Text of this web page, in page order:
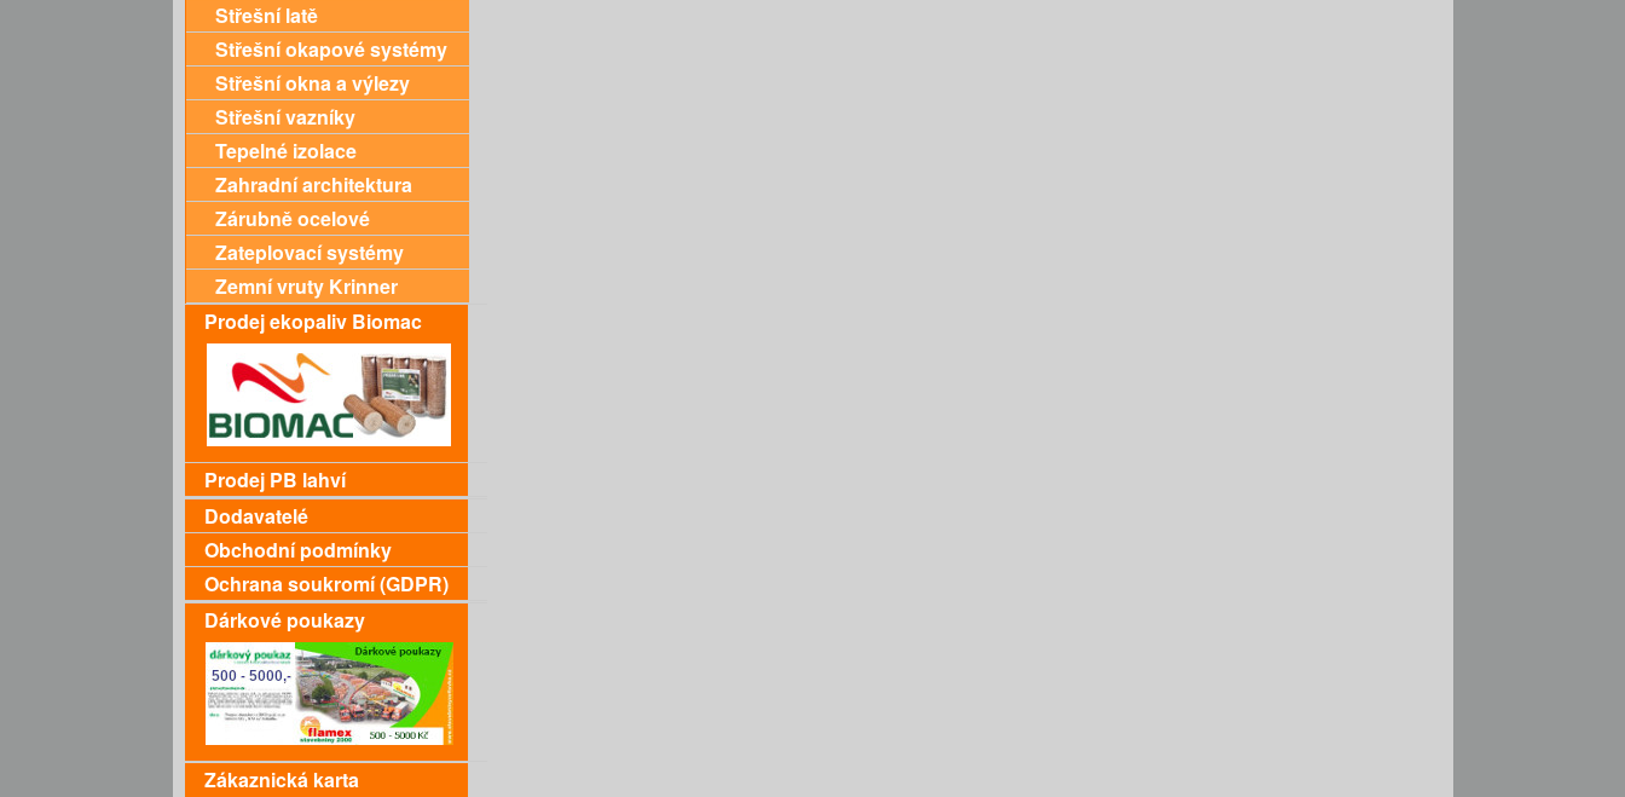
Střešní latě
Střešní okapové systémy
Střešní okna a výlezy
Střešní vazníky
Tepelné izolace
Zahradní architektura
Zárubně ocelové
Zateplovací systémy
Zemní vruty Krinner
Prodej ekopaliv Biomac
Prodej PB lahví
Dodavatelé
Obchodní podmínky
Ochrana soukromí (GDPR)
Dárkové poukazy
Zákaznická karta